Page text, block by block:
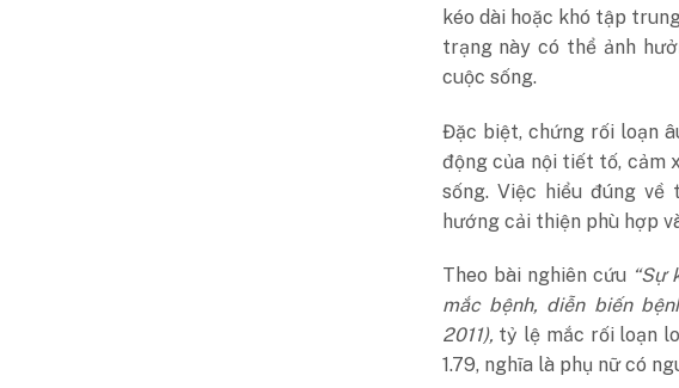
kéo dài hoặc khó tập
trạng này có thể ảnh
cuộc sống.
Đặc biệt, chứng rối loạn
động của nội tiết tố, cảm
sống. Việc hiểu đúng
hướng cải thiện phù hợp
Theo bài nghiên cứu “Sự
mắc bệnh, diễn biến
2011), tỷ lệ mắc rối loạn lo
1.79, nghĩa là phụ nữ có